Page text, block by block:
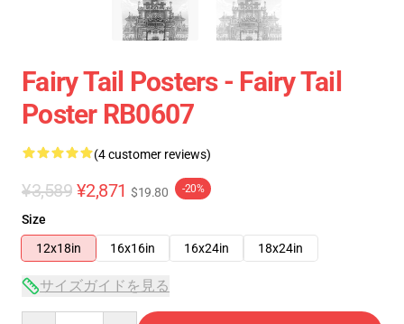
Fairy Tail Posters - Fairy Tail
Poster RB0607
(4 customer reviews)
¥3,589 ¥2,871 $19.80 -20%
Size
12x18in
16x16in 16x24in 18x24in
サイズガイドを見る